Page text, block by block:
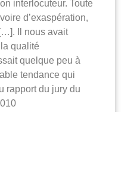
interlocuteur. Toute
d’exaspération,
Il nous avait
qualité
quelque peu à
tendance qui
rapport du jury du